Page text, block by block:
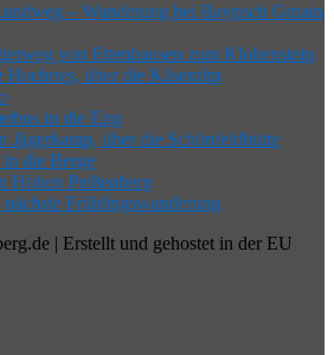
– Wanderung bei Bayrisch Gmain
von Ettenhausen zum Klobenstein
Hochries, über die Käseralm
in die Eng
Jägerkamp, über die Schönfeldhütte
die Berge
Hohen Peißenberg
Frühlingswanderung
| Erstellt und gehostet in der EU